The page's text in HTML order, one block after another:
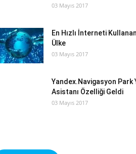
03 Mayıs 2017
En Hızlı İnterneti
Ülke
03 Mayıs 2017
Yandex.Navigasyon Park
Asistanı Özelliği Geldi
03 Mayıs 2017